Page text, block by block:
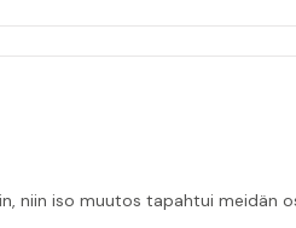
niin iso muutos tapahtui meidän